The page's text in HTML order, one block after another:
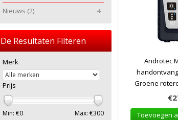
Androtec
Groene
Toevoegen
Nieuws (2)
De Resultaten Filteren
Merk
Prijs
Min: €0 Max: €300